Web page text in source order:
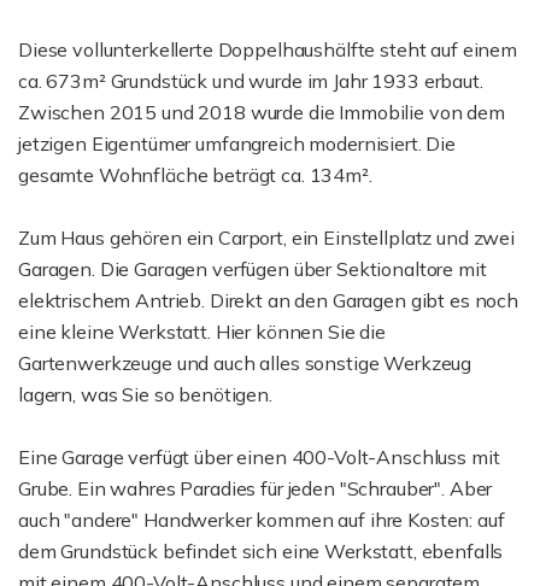
Diese vollunterkellerte Doppelhaushälfte steht auf einem
ca. 673m² Grundstück und wurde im Jahr 1933 erbaut.
Zwischen 2015 und 2018 wurde die Immobilie von dem
jetzigen Eigentümer umfangreich modernisiert. Die
gesamte Wohnfläche beträgt ca. 134m².
Zum Haus gehören ein Carport, ein Einstellplatz und zwei
Garagen. Die Garagen verfügen über Sektionaltore mit
elektrischem Antrieb. Direkt an den Garagen gibt es noch
eine kleine Werkstatt. Hier können Sie die
Gartenwerkzeuge und auch alles sonstige Werkzeug
lagern, was Sie so benötigen.
Eine Garage verfügt über einen 400-Volt-Anschluss mit
Grube. Ein wahres Paradies für jeden "Schrauber". Aber
auch "andere" Handwerker kommen auf ihre Kosten: auf
dem Grundstück befindet sich eine Werkstatt, ebenfalls